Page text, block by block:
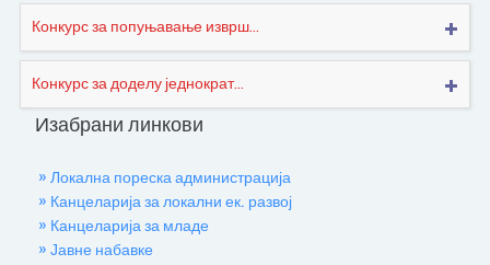
Конкурс за попуњавање изврш...
Конкурс за доделу једнократ...
Изабрани линкови
» Локална пореска администрација
» Канцеларија за локални ек. развој
» Канцеларија за младе
» Јавне набавке